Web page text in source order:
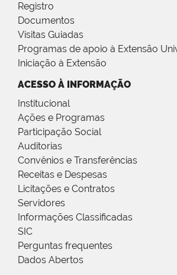
Registro
Documentos
Visitas Guiadas
Programas de apoio à Extensão
Iniciação à Extensão
ACESSO À INFORMAÇÃO
Institucional
Ações e Programas
Participação Social
Auditorias
Convênios e Transferências
Receitas e Despesas
Licitações e Contratos
Servidores
Informações Classificadas
SIC
Perguntas frequentes
Dados Abertos